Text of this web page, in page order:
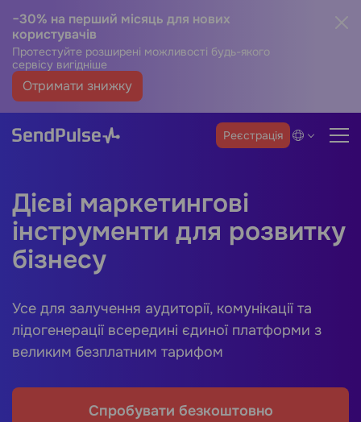
−30% на перший місяць для нових
користувачів
Протестуйте розширені можливості будь-якого
сервісу вигідніше
Отримати знижку
Реєстрація
Дієві маркетингові
інструменти для розвитку
бізнесу
Усе для залучення аудиторії, комунікації та
лідогенерації всередині єдиної платформи з
великим безплатним тарифом
Спробувати безкоштовно